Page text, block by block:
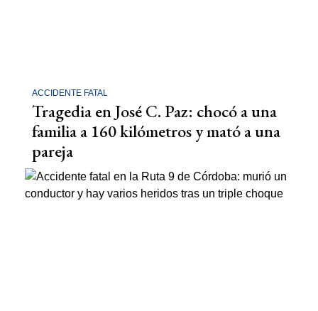
ACCIDENTE FATAL
Tragedia en José C. Paz: chocó a una
familia a 160 kilómetros y mató a una
pareja